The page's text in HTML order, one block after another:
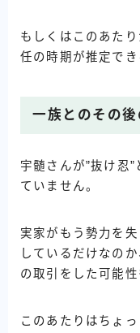
もしくはこのあた
任の時期が推定でき
一族とのその
宇髄さんが”抜け忍
ていません。
実家がもう勢力を
しているだけなの
の取引をした可能性
このあたりはちょ